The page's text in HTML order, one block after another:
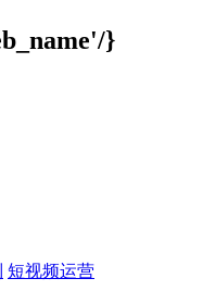
短视频运营